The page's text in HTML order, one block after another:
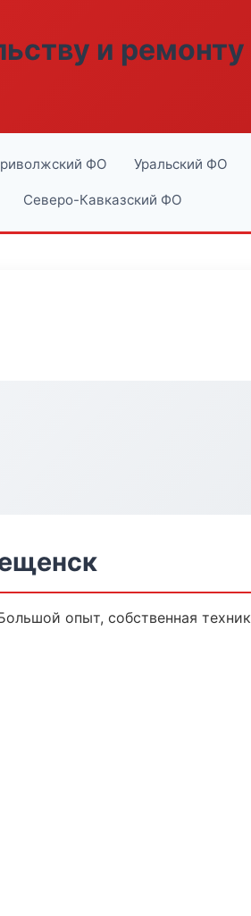
и ремонту
ФО Уральский ФО
Северо-Кавказский ФО
опыт, собственная